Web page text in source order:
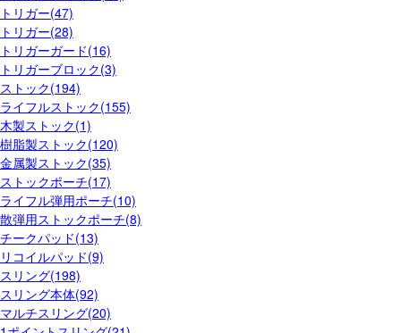
トリガー(47)
トリガー(28)
トリガーガード(16)
トリガーブロック(3)
ストック(194)
ライフルストック(155)
木製ストック(1)
樹脂製ストック(120)
金属製ストック(35)
ストックポーチ(17)
ライフル弾用ポーチ(10)
散弾用ストックポーチ(8)
チークパッド(13)
リコイルパッド(9)
スリング(198)
スリング本体(92)
マルチスリング(20)